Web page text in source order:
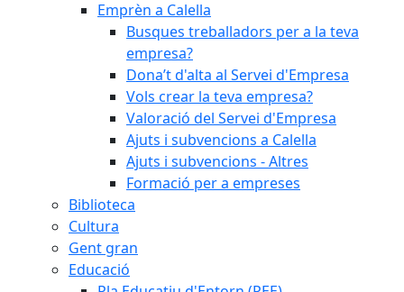
Emprèn a Calella
Busques treballadors per a la teva
empresa?
Dona’t d'alta al Servei d'Empresa
Vols crear la teva empresa?
Valoració del Servei d'Empresa
Ajuts i subvencions a Calella
Ajuts i subvencions - Altres
Formació per a empreses
Biblioteca
Cultura
Gent gran
Educació